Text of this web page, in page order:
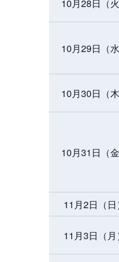
10月28日（火
10月29日（水
10月30日（木
10月31日（金
11月2日（日
11月3日（月